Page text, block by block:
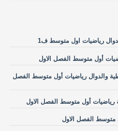
رياضيات اول متوسط ف1
أول متوسط الفصل الاول
والدوال رياضيات أول متوسط الفصل
رياضيات أول متوسط الفصل الاول
الفصل الاول